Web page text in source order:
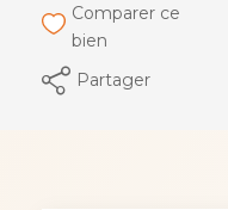
Comparer ce
bien
Partager